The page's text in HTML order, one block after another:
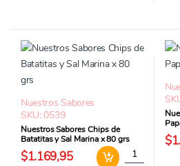
Nuestros Sabores
SKU: 0539
Nuestros Sabores Chips de
Batatitas y Sal Marina x 80 grs
$1.169,95 Nuestros